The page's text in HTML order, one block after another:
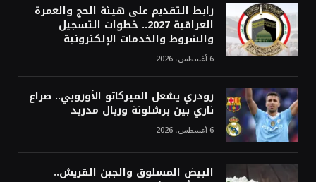
رابط التقديم على هيئة الحج والعمرة
العراقية 2027.. خطوات التسجيل
والشروط والخدمات الإلكترونية
6 أغسطس، 2026
رودري يشعل الميركاتو الأوروبي.. صراع
ناري بين برشلونة وريال مدريد
6 أغسطس، 2026
البيض المسلوق والجبن القريش..